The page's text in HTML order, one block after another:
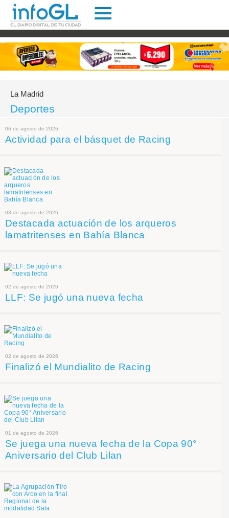
La Madrid
Deportes
06 de agosto de 2026
Actividad para el básquet de Racing
03 de agosto de 2026
Destacada actuación de los arqueros
lamatritenses en Bahía Blanca
02 de agosto de 2026
LLF: Se jugó una nueva fecha
02 de agosto de 2026
Finalizó el Mundialito de Racing
01 de agosto de 2026
Se juega una nueva fecha de la Copa 90°
Aniversario del Club Lilan